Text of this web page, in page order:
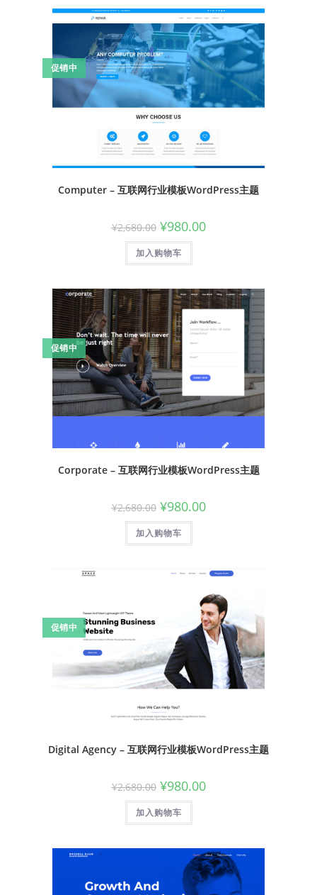
促销中
Computer – 互联网行业模板WordPress主题
¥2,680.00 ¥980.00
加入购物车
促销中
Corporate – 互联网行业模板WordPress主题
¥2,680.00 ¥980.00
加入购物车
促销中
Digital Agency – 互联网行业模板WordPress主题
¥2,680.00 ¥980.00
加入购物车